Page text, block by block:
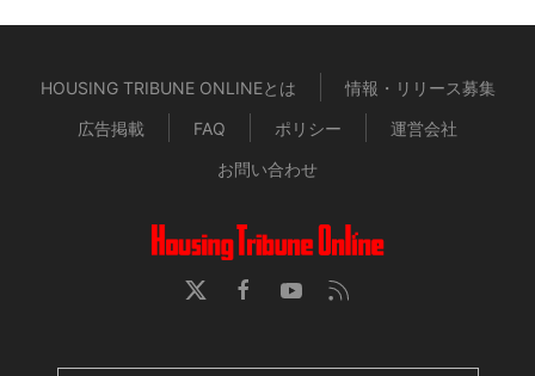
HOUSING TRIBUNE ONLINEとは
情報・リリース募集
広告掲載
FAQ ポリシー
運営会社
お問い合わせ